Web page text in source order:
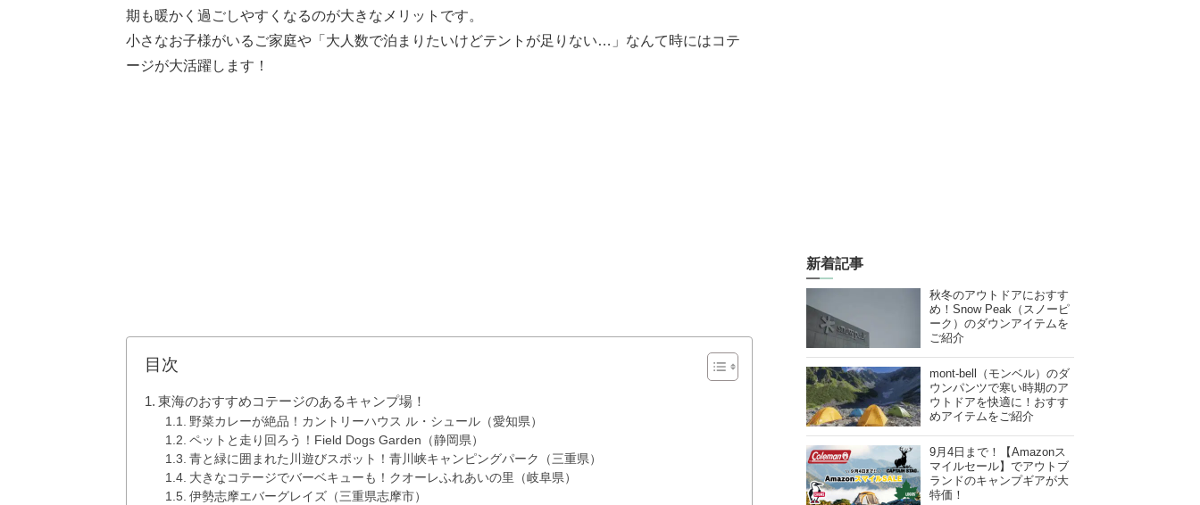
期も暖かく過ごしやすくなるのが大きなメリットです。
小さなお子様がいるご家庭や「大人数で泊まりたいけどテントが足りない…」なんて時にはコテ
ージが大活躍します！
目次
東海のおすすめコテージのあるキャンプ場！
野菜カレーが絶品！カントリーハウス ル・シュール（愛知県）
ペットと走り回ろう！Field Dogs Garden（静岡県）
青と緑に囲まれた川遊びスポット！青川峡キャンピングパーク（三重県）
大きなコテージでバーベキューも！クオーレふれあいの里（岐阜県）
伊勢志摩エバーグレイズ（三重県志摩市）
新着記事
秋冬のアウトドアにおすす
め！Snow Peak（スノーピ
ーク）のダウンアイテムを
ご紹介
mont-bell（モンベル）のダ
ウンパンツで寒い時期のア
ウトドアを快適に！おすす
めアイテムをご紹介
9月4日まで！【Amazonス
マイルセール】でアウトブ
ランドのキャンプギアが大
特価！